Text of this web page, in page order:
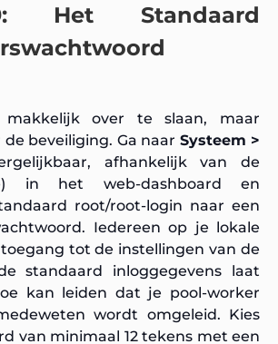
Het Standaard
over te slaan, maar
beveiliging. Ga naar Systeem >
afhankelijk van de
in het web-dashboard en
root/root-login naar een
Iedereen op je lokale
tot de instellingen van de
standaard inloggegevens laat
kan leiden dat je pool-worker
wordt omgeleid. Kies
van minimaal 12 tekens met een